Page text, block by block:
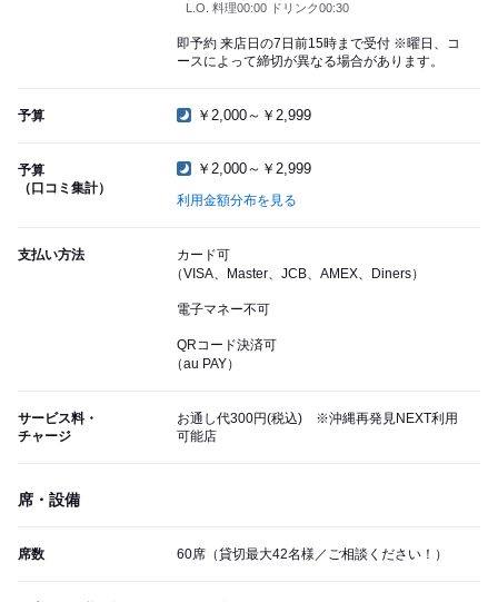
L.O. 料理00:00 ドリンク00:30
即予約 来店日の7日前15時まで受付 ※曜日、コ
ースによって締切が異なる場合があります。
予算 ￥2,000～￥2,999
予算
（口コミ集計）
￥2,000～￥2,999
利用金額分布を見る
支払い方法
カード可
（VISA、Master、JCB、AMEX、Diners）
電子マネー不可
QRコード決済可
（au PAY）
サービス料・
チャージ
お通し代300円(税込) ※沖縄再発見NEXT利用
可能店
席・設備
席数 60席（貸切最大42名様／ご相談ください！）